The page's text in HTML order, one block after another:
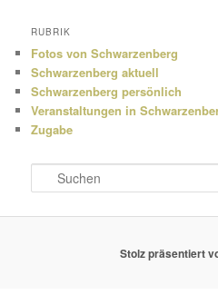
RUBRIK
Fotos von Schwarzenberg
Schwarzenberg aktuell
Schwarzenberg persönlich
Veranstaltungen in
Zugabe
u
Stolz präsentiert